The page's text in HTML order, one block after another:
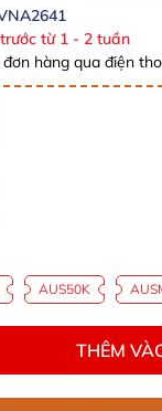
từ 1 - 2 tuần
hàng qua điện
AUS50K
THÊM